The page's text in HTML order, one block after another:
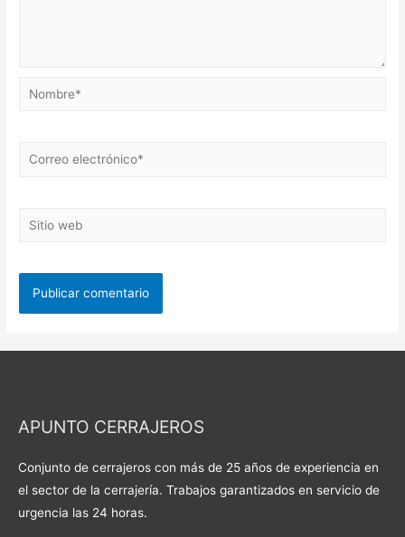
Nombre*
Correo
Sitio
APUNTO CERRAJEROS
Conjunto de cerrajeros con más de 25 años de experiencia en
el sector de la cerrajería. Trabajos garantizados en servicio de
urgencia las 24 horas.